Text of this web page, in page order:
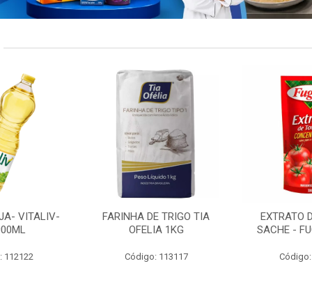
VITALIV-
112122
FARINHA DE TRIGO TIA
OFELIA 1KG
Código: 113117
EXTRATO
SACHE -